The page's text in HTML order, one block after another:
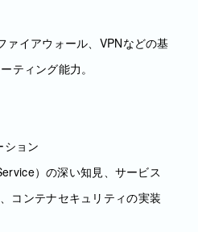
ァイアウォール、VPNなどの基
ティング能力。
ョン
）の深い知見、サービス
コンテナセキュリティの実装